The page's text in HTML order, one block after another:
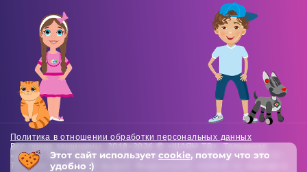
Политика в отношении обработки персональных данных
Все права защищены. 2018-2026 © «ШАЯН ТВ». Телеканал
«ШАЯН ТВ» , Свидетельство о регистрации СМИ Эл-Л №ФС77-
73138 от 22.06.2018 выдано Федеральной службой по надзору в
Этот сайт использует cookie, потому что это
удобно :)